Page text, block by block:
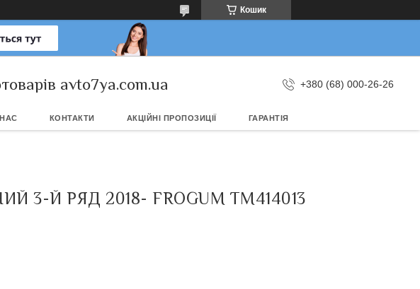
Кошик
avto7ya.com.ua +380 (68) 000-26-26
КОНТАКТИ АКЦІЙНІ ПРОПОЗИЦІЇ ГАРАНТІЯ
Й РЯД 2018- FROGUM TM414013